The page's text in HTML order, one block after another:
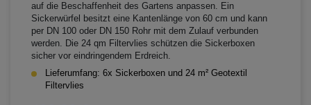
auf die Beschaffenheit des Gartens anpassen. Ein
Sickerwürfel besitzt eine Kantenlänge von 60 cm und kann
per DN 100 oder DN 150 Rohr mit dem Zulauf verbunden
werden. Die 24 qm Filtervlies schützen die Sickerboxen
sicher vor eindringendem Erdreich.
Lieferumfang: 6x Sickerboxen und 24 m² Geotextil
Filtervlies